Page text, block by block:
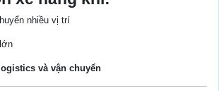
nhiều vị trí
và vận chuyển